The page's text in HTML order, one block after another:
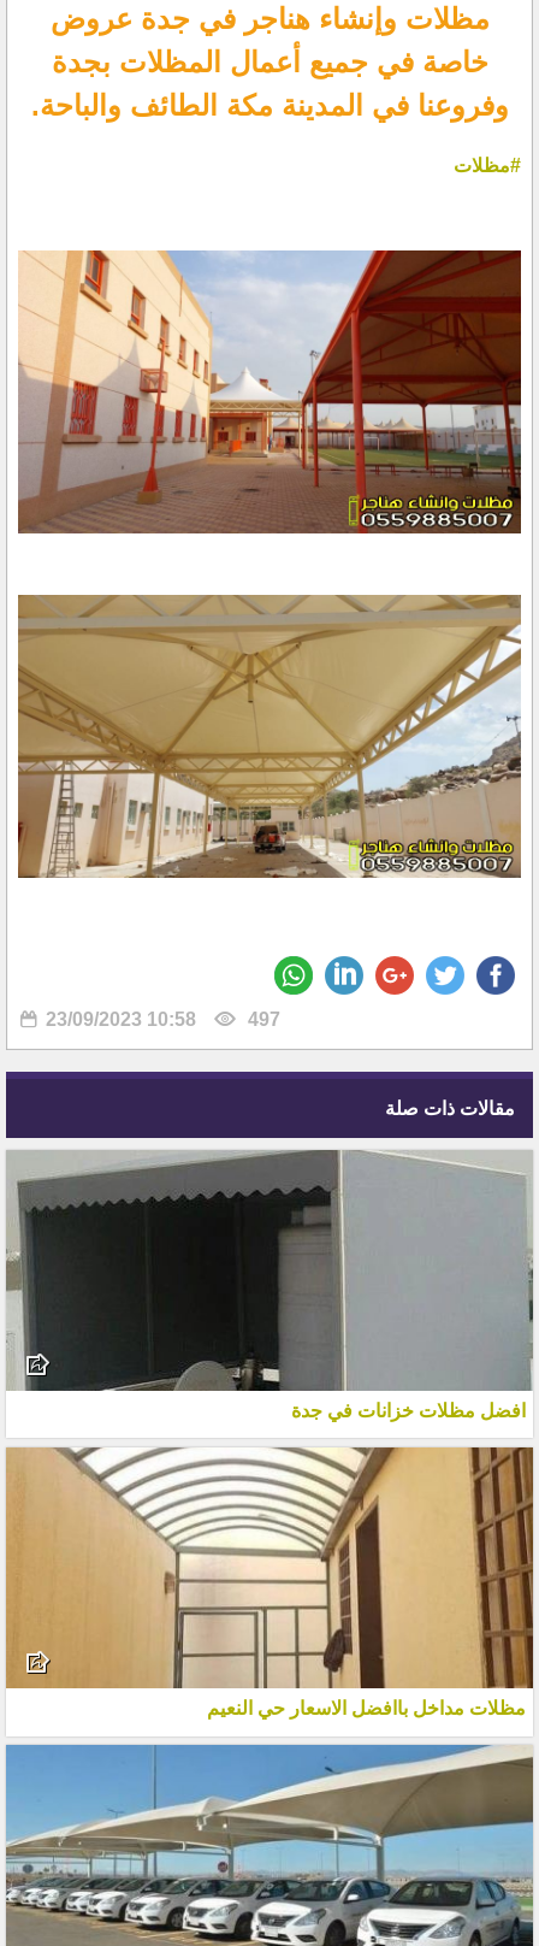
مظلات وإنشاء هناجر في جدة عروض
خاصة في جميع أعمال المظلات بجدة
وفروعنا في المدينة مكة الطائف والباحة.
#مظلات
23/09/2023 10:58 497
مقالات ذات صلة
افضل مظلات خزانات في جدة
مظلات مداخل باافضل الاسعار حي النعيم